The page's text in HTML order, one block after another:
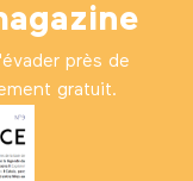
près de
gratuit.